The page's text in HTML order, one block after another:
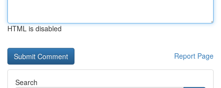
HTML is disabled
Report Page
Search